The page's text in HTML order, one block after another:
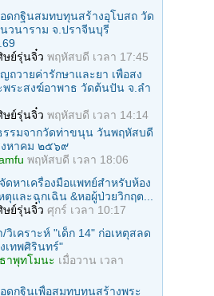
ดกฐินสมทบทุนสร้างอุโบสถ วัด
วนาราม จ.ปราจีนบุรี
ษย์รุ่นจิ๋ว พฤหัสบดี เวลา 17:45
ถวายค่ารักษาและยา เพื่อสง
พระสงฆ์อาพาธ วัดต้นปัน จ.ลํา
ษย์รุ่นจิ๋ว พฤหัสบดี เวลา 14:14
รรมจากวัดท่าขนุน วันพฤหัสบดี
หาคม ๒๕๖๙
พฤหัสบดี เวลา 18:06
ดหาเครื่องมือแพทย์สำหรับห้อง
ตุและฉุกเฉิน &หอผู้ป่วยวิกฤต...
ษย์รุ่นจิ๋ว ศุกร์ เวลา 10:17
วิเคราะห์ "เด็ก 14" ก่อเหตุสลด
เทพศิรินทร์"
าพุทโมนะ เมื่อวาน เวลา
ดกฐินเพื่อสมทบทุนสร้างพระ